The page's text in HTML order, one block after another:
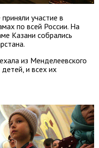
участие в
по всей России. На
Казани собрались
из Менделеевского
и всех их